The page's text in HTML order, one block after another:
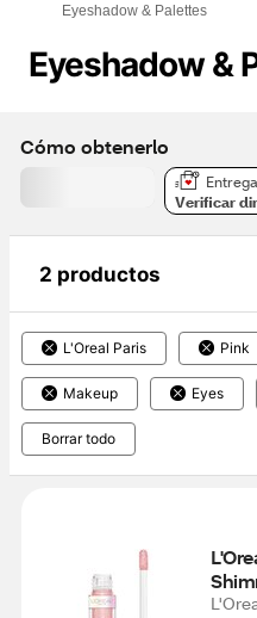
Eyeshadow & Palettes
Eyeshadow &
Cómo obtenerlo
Verificar
2 productos
L'Oreal Paris Pink
Makeup Eyes
Borrar todo